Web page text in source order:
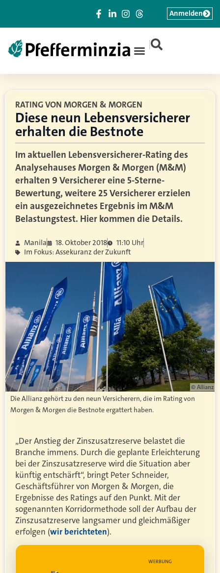
|
Anmelden
RATING VON MORGEN & MORGEN
Diese neun Lebensversicherer
erhalten die Bestnote
Im aktuellen Lebensversicherer-Rating des
Analysehauses Morgen & Morgen (M&M)
erhalten 9 Versicherer eine 5-Sterne-
Bewertung, weitere 25 Versicherer erzielen
ein ausgezeichnetes Ergebnis im M&M
Belastungstest. Hier kommen die Details.
Manila 18. Oktober 2018
11:10 Uhr
Im Fokus: Assekuranz der Zukunft
© Allianz
Die Allianz gehört zu den neun Versicherern, die im Rating von
Morgen & Morgen die Bestnote ergattert haben.
„Der Anstieg der Zinszusatzreserve belastet die
Branche immens. Durch die geplante Erleichterung
bei der Zinszusatzreserve wird die Situation aber
künftig entschärft“, bringt Peter Schneider,
Geschäftsführer von Morgen & Morgen, die
Ergebnisse des Ratings auf den Punkt. Mit der
sogenannten Korridormethode soll der Aufbau der
Zinszusatzreserve langsamer und gleichmäßiger
erfolgen (wir berichteten).
WERBUNG